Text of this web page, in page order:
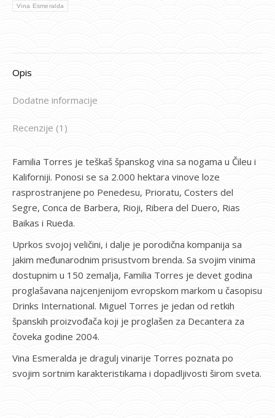
Vina Esmeralda
Opis
Dodatne informacije
Recenzije (1)
Familia Torres je teškaš španskog vina sa nogama u Čileu i
Kaliforniji. Ponosi se sa 2.000 hektara vinove loze
rasprostranjene po Penedesu, Prioratu, Costers del
Segre, Conca de Barbera, Rioji, Ribera del Duero, Rias
Baikas i Rueda.
Uprkos svojoj veličini, i dalje je porodična kompanija sa
jakim međunarodnim prisustvom brenda. Sa svojim vinima
dostupnim u 150 zemalja, Familia Torres je devet godina
proglašavana najcenjenijom evropskom markom u časopisu
Drinks International. Miguel Torres je jedan od retkih
španskih proizvođača koji je proglašen za Decantera za
čoveka godine 2004.
Vina Esmeralda je dragulj vinarije Torres poznata po
svojim sortnim karakteristikama i dopadljivosti širom sveta.